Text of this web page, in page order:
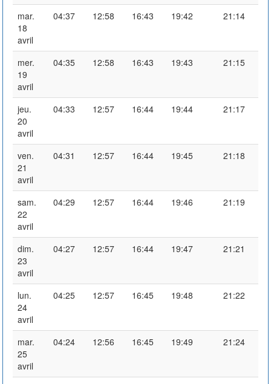
mar.
18
avril
04:37 12:58 16:43 19:42 21:14
mer.
19
avril
04:35 12:58 16:43 19:43 21:15
jeu.
20
avril
04:33 12:57 16:44 19:44 21:17
ven.
21
avril
04:31 12:57 16:44 19:45 21:18
sam.
22
avril
04:29 12:57 16:44 19:46 21:19
dim.
23
avril
04:27 12:57 16:44 19:47 21:21
lun.
24
avril
04:25 12:57 16:45 19:48 21:22
mar.
25
avril
04:24 12:56 16:45 19:49 21:24